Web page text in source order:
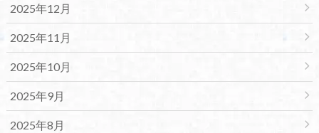
2025年12月
2025年11月
2025年10月
2025年9月
2025年8月